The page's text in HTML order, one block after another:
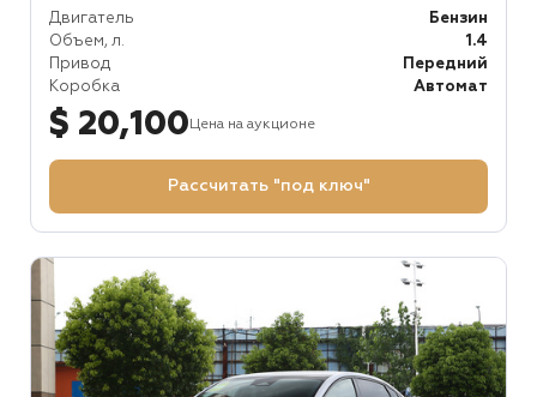
Двигатель
Бензин
Объем, л.
1.4
Привод
Передний
Коробка
Автомат
$ 20,100 Цена на аукционе
Рассчитать "под ключ"